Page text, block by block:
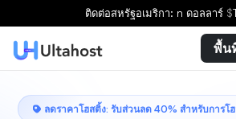
ติดต่อสหรัฐอเมริกา: n ดอลลาร์ $
พื้น
ลดราคาโฮสติ้ง: รับส่วนลด 40% สำหรับการโฮ